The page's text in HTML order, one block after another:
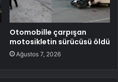
Otomobille çarpışan
motosikletin sürücüsü öldü
Ağustos 7, 2026